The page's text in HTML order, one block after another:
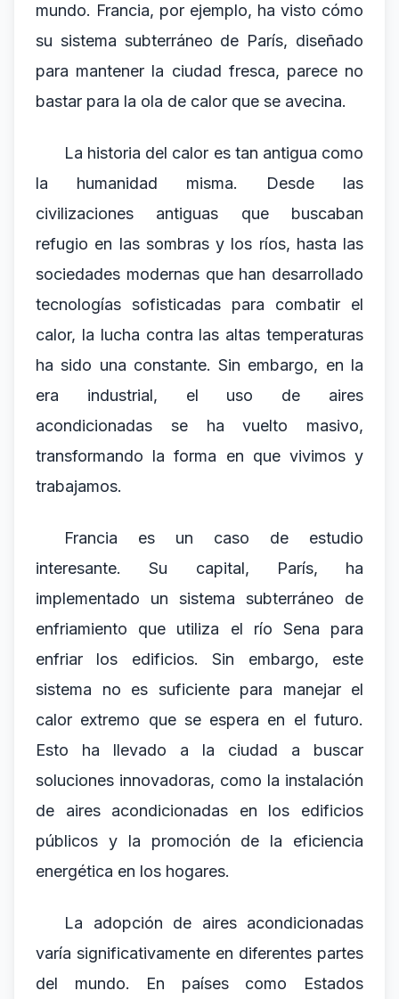
mundo. Francia, por ejemplo, ha visto cómo
su sistema subterráneo de París, diseñado
para mantener la ciudad fresca, parece no
bastar para la ola de calor que se avecina.
La historia del calor es tan antigua como
la humanidad misma. Desde las
civilizaciones antiguas que buscaban
refugio en las sombras y los ríos, hasta las
sociedades modernas que han desarrollado
tecnologías sofisticadas para combatir el
calor, la lucha contra las altas temperaturas
ha sido una constante. Sin embargo, en la
era industrial, el uso de aires
acondicionadas se ha vuelto masivo,
transformando la forma en que vivimos y
trabajamos.
Francia es un caso de estudio
interesante. Su capital, París, ha
implementado un sistema subterráneo de
enfriamiento que utiliza el río Sena para
enfriar los edificios. Sin embargo, este
sistema no es suficiente para manejar el
calor extremo que se espera en el futuro.
Esto ha llevado a la ciudad a buscar
soluciones innovadoras, como la instalación
de aires acondicionadas en los edificios
públicos y la promoción de la eficiencia
energética en los hogares.
La adopción de aires acondicionadas
varía significativamente en diferentes partes
del mundo. En países como Estados